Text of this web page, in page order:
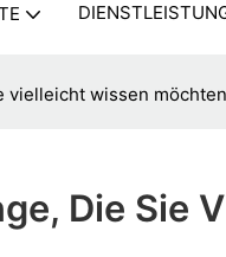
vielleicht wissen möchten
Die Sie